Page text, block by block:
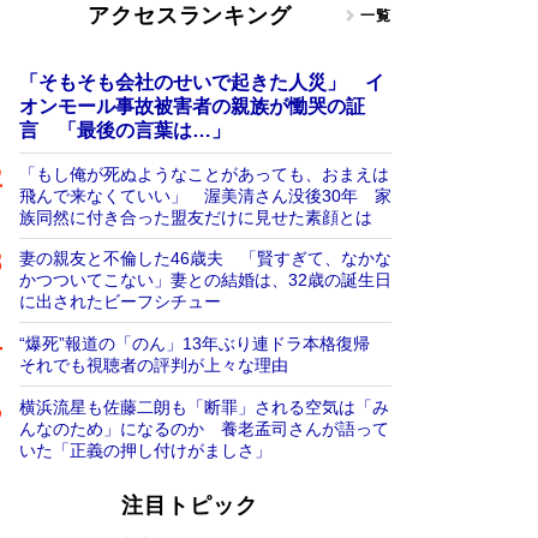
アクセスランキング 一覧
「そもそも会社のせいで起きた人災」 イ
オンモール事故被害者の親族が慟哭の証
言 「最後の言葉は…」
「もし俺が死ぬようなことがあっても、おまえは
飛んで来なくていい」 渥美清さん没後30年 家
族同然に付き合った盟友だけに見せた素顔とは
妻の親友と不倫した46歳夫 「賢すぎて、なかな
かつついてこない」妻との結婚は、32歳の誕生日
に出されたビーフシチュー
“爆死”報道の「のん」13年ぶり連ドラ本格復帰
それでも視聴者の評判が上々な理由
横浜流星も佐藤二朗も「断罪」される空気は「み
んなのため」になるのか 養老孟司さんが語って
いた「正義の押し付けがましさ」
注目トピック